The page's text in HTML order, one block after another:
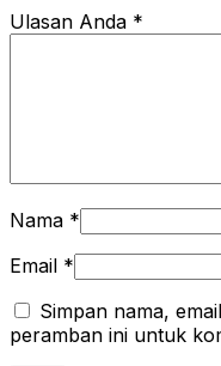
Ulasan Anda *
Nama *
Email *
Simpan nama,
peramban ini untuk